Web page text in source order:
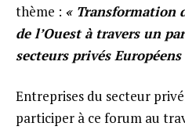
thème : « Transformation
de l’Ouest à travers un
secteurs privés
Entreprises du secteur
participer à ce forum au